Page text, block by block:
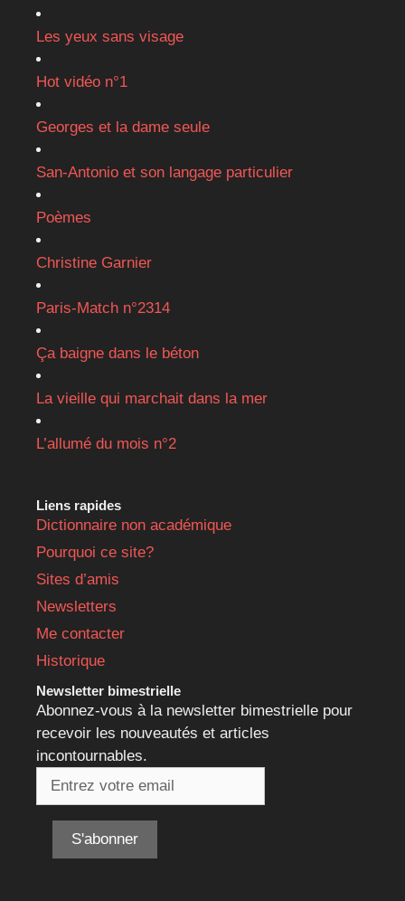
Les yeux sans visage
Hot vidéo n°1
Georges et la dame seule
San-Antonio et son langage particulier
Poèmes
Christine Garnier
Paris-Match n°2314
Ça baigne dans le béton
La vieille qui marchait dans la mer
L’allumé du mois n°2
Liens rapides
Dictionnaire non académique
Pourquoi ce site?
Sites d’amis
Newsletters
Me contacter
Historique
Newsletter bimestrielle
Abonnez-vous à la newsletter bimestrielle pour
recevoir les nouveautés et articles
incontournables.